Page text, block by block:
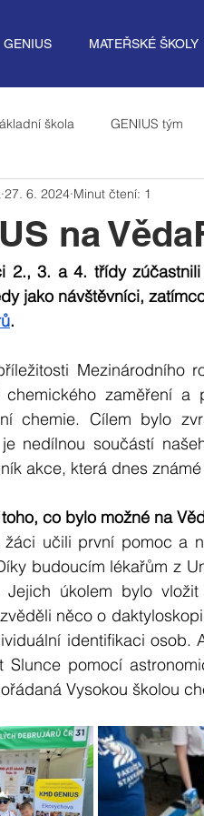
GENIUS MATEŘSKÉ ŠKOLY
škola GENIUS tým
na
27. 6. 2024 Minut čtení: 1
2., 3. a 4. třídy
jako návštěvníci,
.
Mezinárodního
zaměření a
chemie. Cílem bylo
nedílnou součástí
akce, která dnes
co bylo možné na
žáci učili první pomoc a
budoucím lékařům z
úkolem bylo
něco o
identifikaci osob.
Slunce pomocí
Vysokou školou